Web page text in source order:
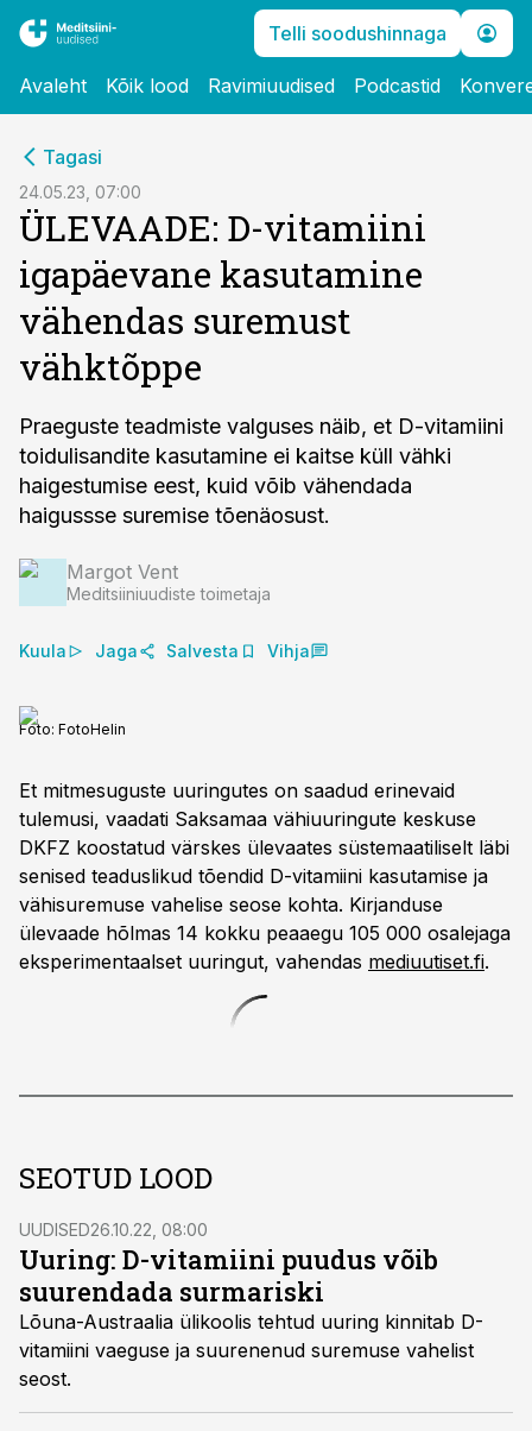
Telli soodushinnaga
Avaleht Kõik lood Ravimiuudised Podcastid
Tagasi
24.05.23, 07:00
ÜLEVAADE: D-vitamiini
igapäevane kasutamine
vähendas suremust
vähktõppe
Praeguste teadmiste valguses näib, et D-vitamiini
toidulisandite kasutamine ei kaitse küll vähki
haigestumise eest, kuid võib vähendada
haigussse suremise tõenäosust.
Margot Vent
Meditsiiniuudiste toimetaja
Kuula Jaga Salvesta Vihja
Foto: FotoHelin
Et mitmesuguste uuringutes on saadud erinevaid
tulemusi, vaadati Saksamaa vähiuuringute keskuse
DKFZ koostatud värskes ülevaates süstemaatiliselt läbi
senised teaduslikud tõendid D-vitamiini kasutamise ja
vähisuremuse vahelise seose kohta. Kirjanduse
ülevaade hõlmas 14 kokku peaaegu 105 000 osalejaga
eksperimentaalset uuringut, vahendas mediuutiset.fi.
SEOTUD LOOD
UUDISED26.10.22, 08:00
Uuring: D-vitamiini puudus võib
suurendada surmariski
Lõuna-Austraalia ülikoolis tehtud uuring kinnitab D-
vitamiini vaeguse ja suurenenud suremuse vahelist
seost.